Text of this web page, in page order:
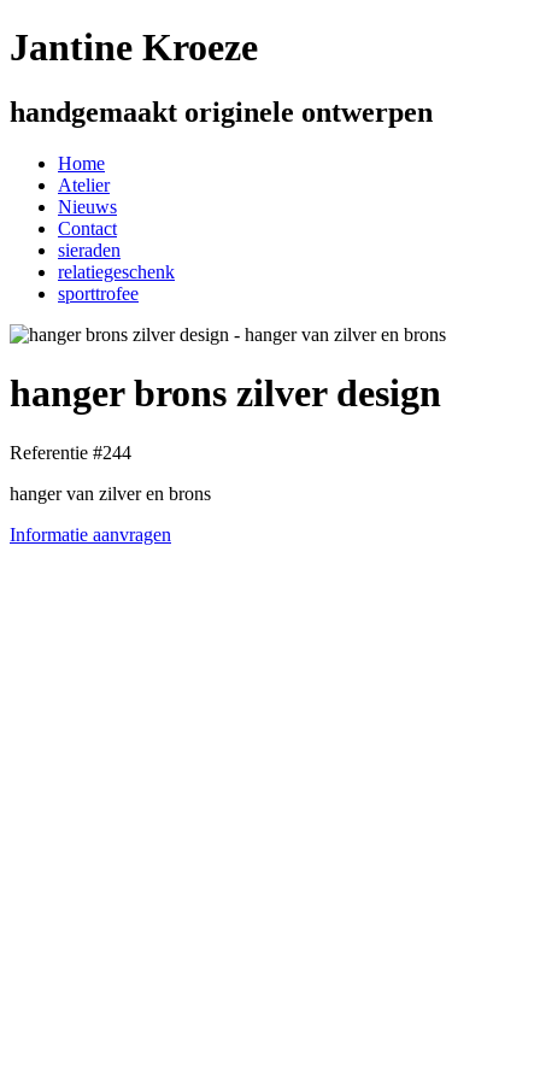
Jantine Kroeze
handgemaakt originele ontwerpen
Home
Atelier
Nieuws
Contact
sieraden
relatiegeschenk
sporttrofee
hanger brons zilver design
Referentie #244
hanger van zilver en brons
Informatie aanvragen